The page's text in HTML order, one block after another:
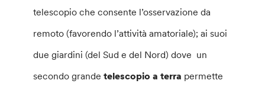
telescopio che consente l’osservazione da
remoto (favorendo l’attività amatoriale); ai suoi
due giardini (del Sud e del Nord) dove un
secondo grandetelescopio a terra permette